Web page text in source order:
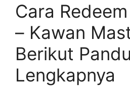
Cara
– Kawan
Berikut
Lengkapnya